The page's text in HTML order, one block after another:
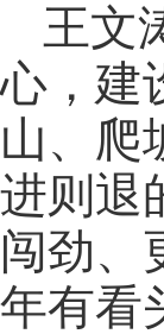
王文
心，建
山、爬
进则退
闯劲、
年有看